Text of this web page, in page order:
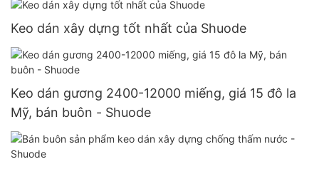
Keo dán xây dựng tốt nhất của Shuode
Keo dán gương 2400-12000 miếng, giá 15 đô la
Mỹ, bán buôn - Shuode